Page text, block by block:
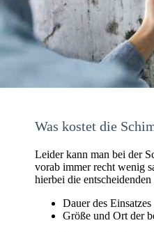
Was kostet die
Leider kann man bei der
vorab immer recht wenig
hierbei die
Dauer des Einsatzes
Größe und Ort der